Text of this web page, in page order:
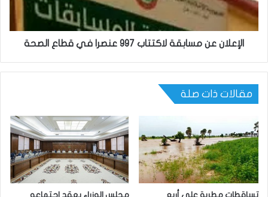
الإعلان عن مسابقة لاكتتاب 997 عنصرا في قطاع الصحة
مقالات ذات صلة
تساقطات مطرية على أربع مجلس الوزراء يعقد اجتماعه